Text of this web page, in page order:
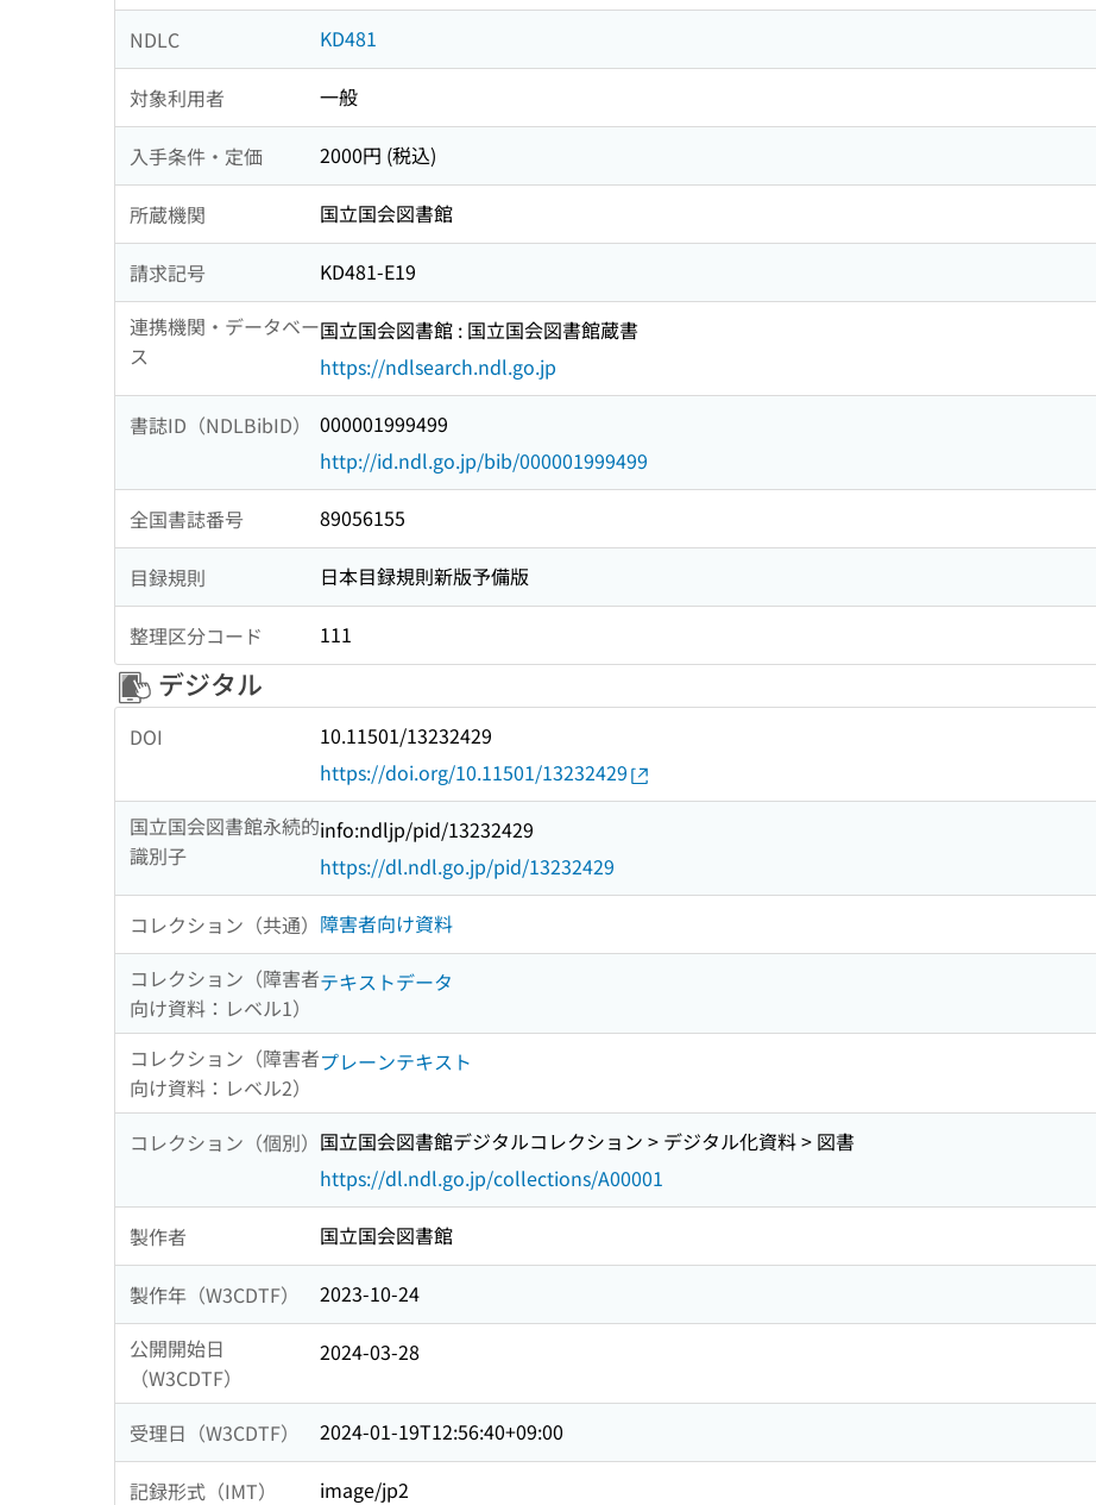
NDLC KD481
対象利用者 一般
入手条件・定価 2000円 (税込)
所蔵機関 国立国会図書館
請求記号
KD481-E19
連携機関・データベー
ス
国立国会図書館 : 国立国会図書館蔵書
https://ndlsearch.ndl.go.jp
書誌ID（NDLBibID）
000001999499
http://id.ndl.go.jp/bib/000001999499
全国書誌番号 89056155
目録規則 日本目録規則新版予備版
整理区分コード 111
デジタル
DOI
10.11501/13232429
https://doi.org/10.11501/13232429
国立国会図書館永続的
識別子
info:ndljp/pid/13232429
https://dl.ndl.go.jp/pid/13232429
コレクション（共通） 障害者向け資料
コレクション（障害者
向け資料：レベル1）
テキストデータ
コレクション（障害者
向け資料：レベル2）
プレーンテキスト
コレクション（個別） 国立国会図書館デジタルコレクション > デジタル化資料 > 図書
https://dl.ndl.go.jp/collections/A00001
製作者 国立国会図書館
製作年（W3CDTF）
2023-10-24
公開開始日
（W3CDTF）
2024-03-28
受理日（W3CDTF） 2024-01-19T12:56:40+09:00
記録形式（IMT） image/jp2